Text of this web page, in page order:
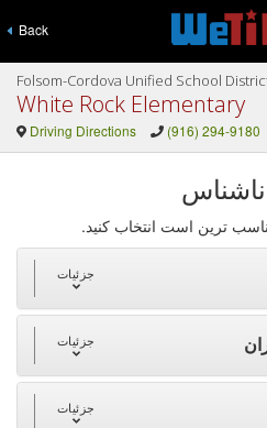
Back
Folsom-Cordova Unified School
White Rock Elementary
Driving Directions (916) 294-9180
ترین است انتخاب کنید.
جزئیات
جزئیات
جزئیات